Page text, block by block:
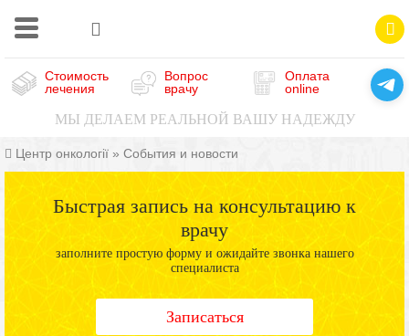
Стоимость
лечения
Вопрос
врачу
Оплата
online
МЫ ДЕЛАЕМ РЕАЛЬНОЙ ВАШУ НАДЕЖДУ
Центр онкології » События и новости
Быстрая запись на консультацию к
врачу
заполните простую форму и ожидайте звонка нашего
специалиста
Записаться